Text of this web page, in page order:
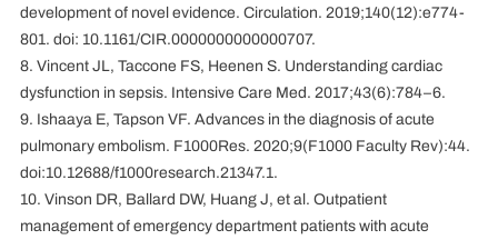
development of novel evidence. Circulation. 2019;140(12):e774-
801. doi: 10.1161/CIR.0000000000000707.
8. Vincent JL, Taccone FS, Heenen S. Understanding cardiac
dysfunction in sepsis. Intensive Care Med. 2017;43(6):784–6.
9. Ishaaya E, Tapson VF. Advances in the diagnosis of acute
pulmonary embolism. F1000Res. 2020;9(F1000 Faculty Rev):44.
doi:10.12688/f1000research.21347.1.
10. Vinson DR, Ballard DW, Huang J, et al. Outpatient
management of emergency department patients with acute